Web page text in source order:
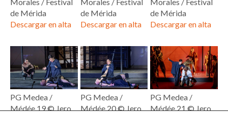
de Mérida
Descargar en alta
de Mérida
Descargar en alta
de Mérida
Descargar en alta
PG Medea /
Médée 19 © Jero
PG Medea /
Médée 20 © Jero
PG Medea /
Médée 21 © Jero